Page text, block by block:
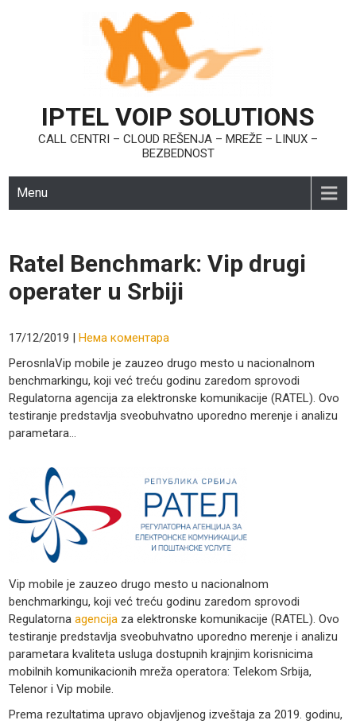
IPTEL VOIP SOLUTIONS
CALL CENTRI – CLOUD REŠENJA – MREŽE – LINUX –
BEZBEDNOST
Menu
Ratel Benchmark: Vip drugi
operater u Srbiji
17/12/2019 |Нема коментара
PerosnlaVip mobile je zauzeo drugo mesto u nacionalnom
benchmarkingu, koji već treću godinu zaredom sprovodi
Regulatorna agencija za elektronske komunikacije (RATEL). Ovo
testiranje predstavlja sveobuhvatno uporedno merenje i analizu
parametara…
Vip mobile je zauzeo drugo mesto u nacionalnom
benchmarkingu, koji već treću godinu zaredom sprovodi
Regulatornaagencija za elektronske komunikacije (RATEL). Ovo
testiranje predstavlja sveobuhvatno uporedno merenje i analizu
parametara kvaliteta usluga dostupnih krajnjim korisnicima
mobilnih komunikacionih mreža operatora: Telekom Srbija,
Telenor i Vip mobile.
Prema rezultatima upravo objavljenog izveštaja za 2019. godinu,